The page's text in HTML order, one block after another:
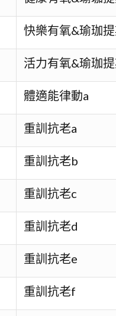
快樂有氧&瑜珈
活力有氧&瑜珈
體適能律動a
重訓抗老a
重訓抗老b
重訓抗老c
重訓抗老d
重訓抗老e
重訓抗老f